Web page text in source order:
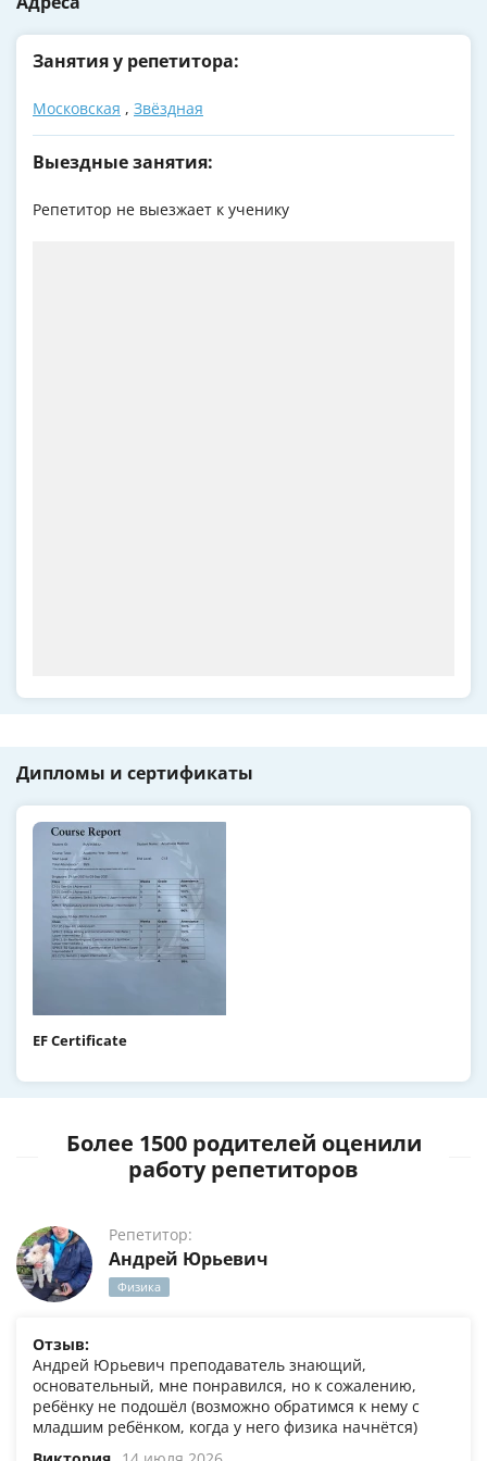
Занятия у репетитора:
Московская , Звёздная
Выездные занятия:
Репетитор не выезжает к ученику
Дипломы и сертификаты
EF Certificate
Более 1500 родителей оценили
работу репетиторов
Репетитор:
Андрей Юрьевич
Физика
Отзыв:
Андрей Юрьевич преподаватель знающий,
основательный, мне понравился, но к сожалению,
ребёнку не подошёл (возможно обратимся к нему с
младшим ребёнком, когда у него физика начнётся)